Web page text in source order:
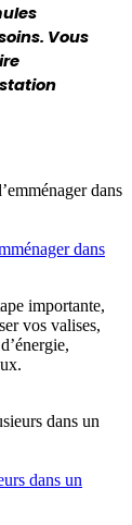
Vous
dans
importante,
vos valises,
dans un